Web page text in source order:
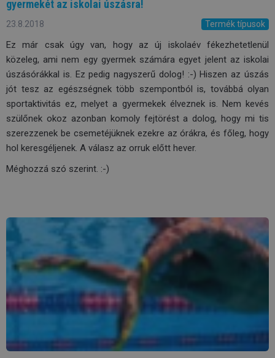
gyermekét az iskolai úszásra!
23.8.2018 Termék típusok
Ez már csak úgy van, hogy az új iskolaév fékezhetetlenül
közeleg, ami nem egy gyermek számára egyet jelent az iskolai
úszásórákkal is. Ez pedig nagyszerű dolog! :-) Hiszen az úszás
jót tesz az egészségnek több szempontból is, továbbá olyan
sportaktivitás ez, melyet a gyermekek élveznek is. Nem kevés
szülőnek okoz azonban komoly fejtörést a dolog, hogy mi tis
szerezzenek be csemetéjüknek ezekre az órákra, és főleg, hogy
hol keresgéljenek. A válasz az orruk előtt hever.
Méghozzá szó szerint. :-)